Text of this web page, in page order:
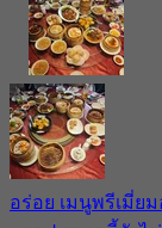
อร่อย เมนูพรีเมี่ย